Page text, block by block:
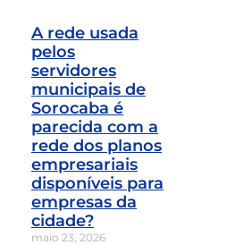
A rede usada
pelos
servidores
municipais de
Sorocaba é
parecida com a
rede dos planos
empresariais
disponíveis para
empresas da
cidade?
maio 23, 2026